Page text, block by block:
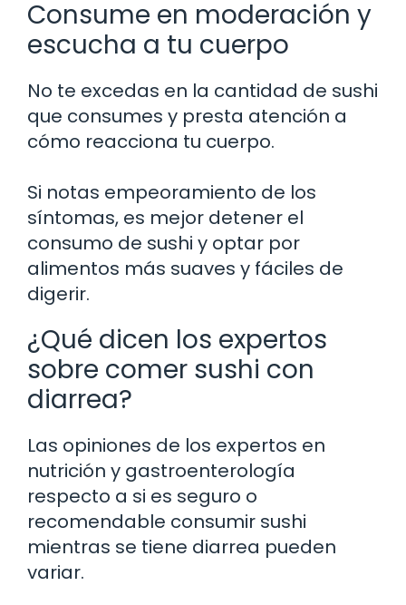
Consume en moderación y
escucha a tu cuerpo
No te excedas en la cantidad de sushi
que consumes y presta atención a
cómo reacciona tu cuerpo.
Si notas empeoramiento de los
síntomas, es mejor detener el
consumo de sushi y optar por
alimentos más suaves y fáciles de
digerir.
¿Qué dicen los expertos
sobre comer sushi con
diarrea?
Las opiniones de los expertos en
nutrición y gastroenterología
respecto a si es seguro o
recomendable consumir sushi
mientras se tiene diarrea pueden
variar.